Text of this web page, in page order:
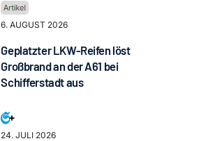
6. AUGUST 2026
Geplatzter LKW-Reifen löst
Großbrand an der A61 bei
Schifferstadt aus
24. JULI 2026